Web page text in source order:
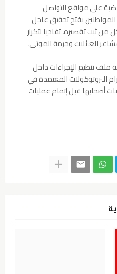
على مواقع التواصل
بفتح تحقيق عاجل
ثبت تقصيره، تفاديا لتكرار
العائلات وحرمة الموتى.
ملف تنظيم الإجراءات داخل
البروتوكولات المعتمدة في
أصحابها قبل إتمام عمليات